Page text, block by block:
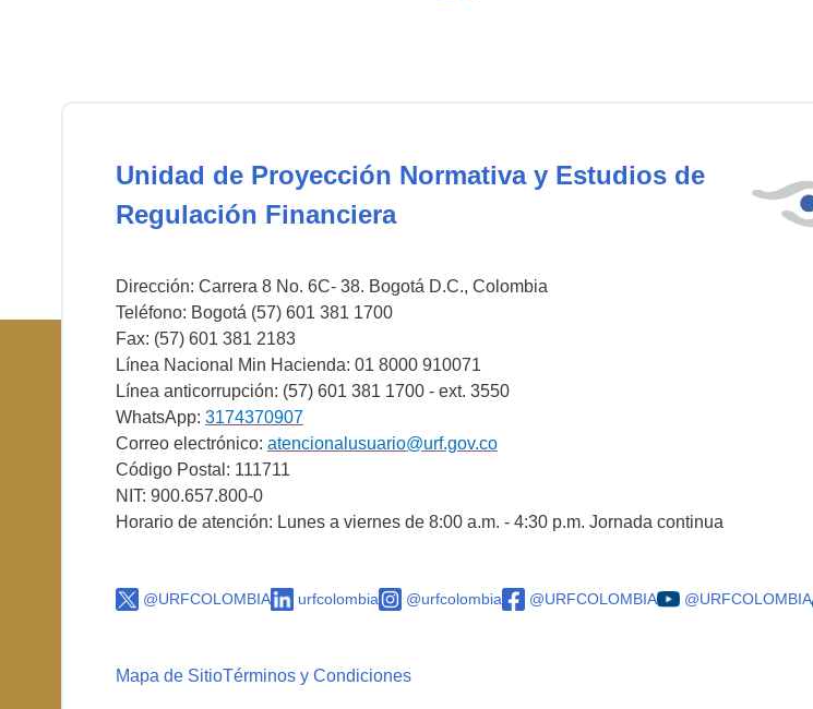
Unidad de Proyección Normativa y Estudios de
Regulación Financiera
Dirección: Carrera 8 No. 6C- 38. Bogotá D.C., Colombia
Teléfono: Bogotá (57) 601 381 1700
Fax: (57) 601 381 2183
Línea Nacional Min Hacienda: 01 8000 910071
Línea anticorrupción: (57) 601 381 1700 - ext. 3550
WhatsApp: 3174370907
Correo electrónico: atencionalusuario@urf.gov.co
Código Postal: 111711
NIT: 900.657.800-0
Horario de atención: Lunes a viernes de 8:00 a.m. - 4:30 p.m. Jornada continua
@URFCOLOMBIA urfcolombia @urfcolombia @URFCOLOMBIA @URFCOLOMBIA
Mapa de SitioTérminos y Condiciones